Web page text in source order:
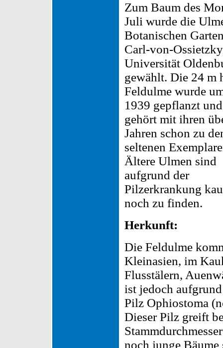
Zum Baum des
Juli wurde die
Botanischen
Carl-von-
Universität
gewählt. Die 24 m
Feldulme wurde
1939 gepflanzt und
gehört mit ihren
Jahren schon zu
seltenen
Ältere Ulmen sind
aufgrund der
Pilzerkrankung
noch zu finden.
Herkunft:
Die Feldulme
Kleinasien, im
Flusstälern,
ist jedoch
Pilz Ophiostoma
Dieser Pilz greift
noch junge Bäume